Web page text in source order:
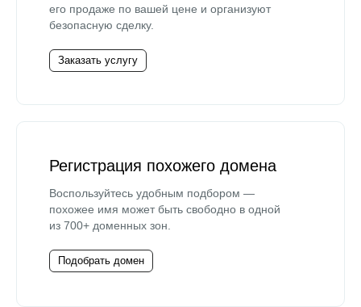
его продаже по вашей цене и организуют
безопасную сделку.
Заказать услугу
Регистрация похожего домена
Воспользуйтесь удобным подбором —
похожее имя может быть свободно в одной
из 700+ доменных зон.
Подобрать домен